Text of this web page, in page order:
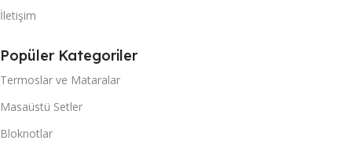
İletişim
Popüler Kategoriler
Termoslar ve Mataralar
Masaüstü Setler
Bloknotlar